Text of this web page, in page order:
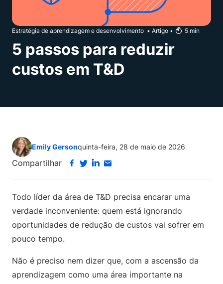
Estratégia de aprendizagem e desenvolvimento • Artigo • 5 min
5 passos para reduzir
custos em T&D
Emily Gersonquinta-feira, 28 de maio de 2026
Compartilhar
Todo líder da área de T&D precisa encarar uma
verdade inconveniente: quem está ignorando
oportunidades de redução de custos vai sofrer em
pouco tempo.
Não é preciso nem dizer que, com a ascensão da
aprendizagem como uma área importante na